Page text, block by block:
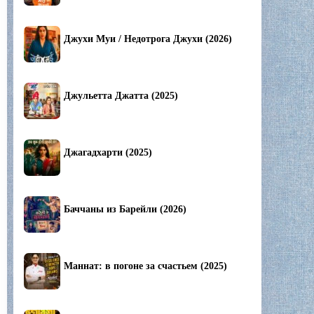
Джухи Муи / Недотрога Джухи (2026)
Джульетта Джатта (2025)
Джагадхарти (2025)
Баччаны из Барейли (2026)
Маннат: в погоне за счастьем (2025)